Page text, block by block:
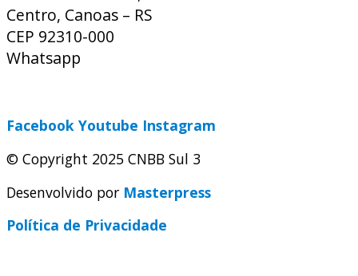
Centro, Canoas – RS
CEP 92310-000
Whatsapp
Facebook Youtube Instagram
© Copyright 2025 CNBB Sul 3
Desenvolvido por Masterpress
Política de Privacidade